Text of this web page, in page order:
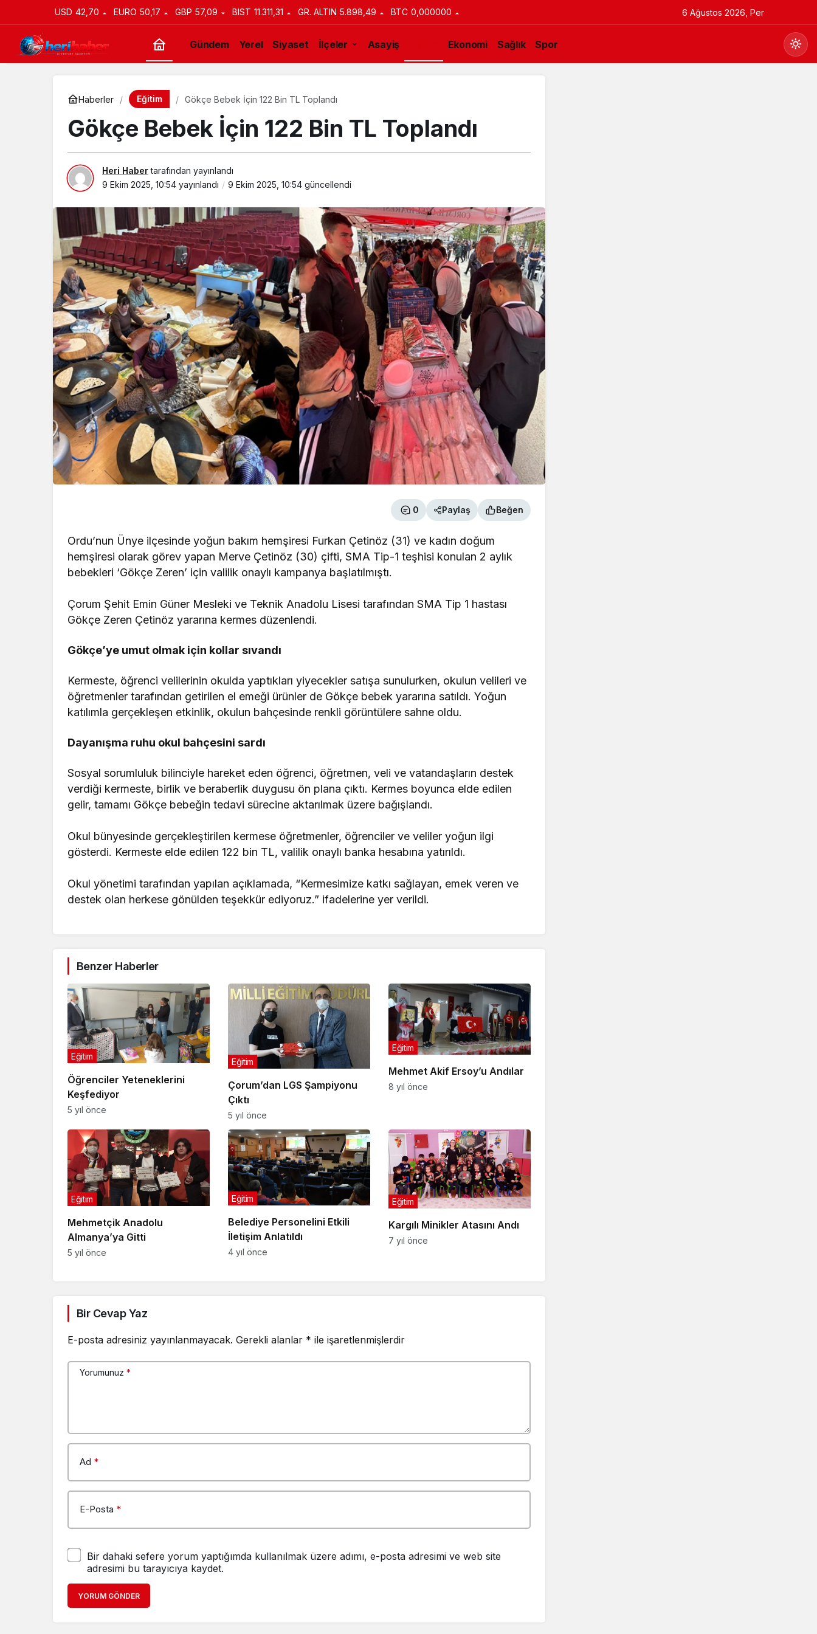
USD 42,70 EURO 50,17 GBP 57,09 BIST 11.311,31 GR. ALTIN 5.898,49 BTC 0,000000 6 Ağustos 2026, Per
Gündem Yerel Siyaset İlçeler Asayiş Ekonomi Sağlık Spor
Haberler Eğitim Gökçe Bebek İçin 122 Bin TL Toplandı
Gökçe Bebek İçin 122 Bin TL Toplandı
Heri Habertarafından yayınlandı
9 Ekim 2025, 10:54 yayınlandı 9 Ekim 2025, 10:54 güncellendi
0 Paylaş Beğen
Ordu’nun Ünye ilçesinde yoğun bakım hemşiresi Furkan Çetinöz (31) ve kadın doğum
hemşiresi olarak görev yapan Merve Çetinöz (30) çifti, SMA Tip-1 teşhisi konulan 2 aylık
bebekleri ‘Gökçe Zeren’ için valilik onaylı kampanya başlatılmıştı.
Çorum Şehit Emin Güner Mesleki ve Teknik Anadolu Lisesi tarafından SMA Tip 1 hastası
Gökçe Zeren Çetinöz yararına kermes düzenlendi.
Gökçe’ye umut olmak için kollar sıvandı
Kermeste, öğrenci velilerinin okulda yaptıkları yiyecekler satışa sunulurken, okulun velileri ve
öğretmenler tarafından getirilen el emeği ürünler de Gökçe bebek yararına satıldı. Yoğun
katılımla gerçekleşen etkinlik, okulun bahçesinde renkli görüntülere sahne oldu.
Dayanışma ruhu okul bahçesini sardı
Sosyal sorumluluk bilinciyle hareket eden öğrenci, öğretmen, veli ve vatandaşların destek
verdiği kermeste, birlik ve beraberlik duygusu ön plana çıktı. Kermes boyunca elde edilen
gelir, tamamı Gökçe bebeğin tedavi sürecine aktarılmak üzere bağışlandı.
Okul bünyesinde gerçekleştirilen kermese öğretmenler, öğrenciler ve veliler yoğun ilgi
gösterdi. Kermeste elde edilen 122 bin TL, valilik onaylı banka hesabına yatırıldı.
Okul yönetimi tarafından yapılan açıklamada, “Kermesimize katkı sağlayan, emek veren ve
destek olan herkese gönülden teşekkür ediyoruz.” ifadelerine yer verildi.
Benzer Haberler
Öğrenciler Yeteneklerini
Keşfediyor
Eğitim
5 yıl önce
Çorum’dan LGS Şampiyonu
Çıktı
Eğitim
5 yıl önce
Mehmet Akif Ersoy’u Andılar
Eğitim
8 yıl önce
Mehmetçik Anadolu
Almanya’ya Gitti
Eğitim
5 yıl önce
Belediye Personelini Etkili
İletişim Anlatıldı
Eğitim
4 yıl önce
Kargılı Minikler Atasını Andı
Eğitim
7 yıl önce
Bir Cevap Yaz
E-posta adresiniz yayınlanmayacak. Gerekli alanlar * ile işaretlenmişlerdir
Yorumunuz *
Ad *
E-Posta *
Bir dahaki sefere yorum yaptığımda kullanılmak üzere adımı, e-posta adresimi ve web site
adresimi bu tarayıcıya kaydet.
YORUM GÖNDER